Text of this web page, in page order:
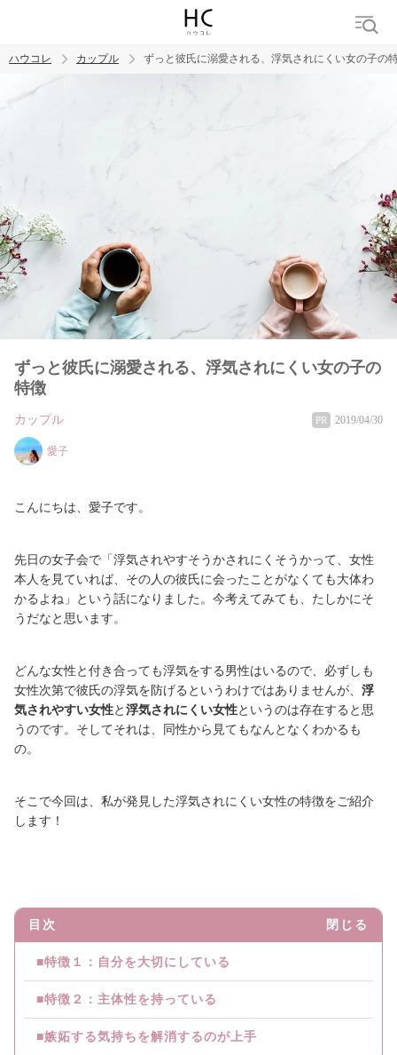
ハウコレ カップル ずっと彼氏に溺愛される、浮気されにくい女の子の
ずっと彼氏に溺愛される、浮気されにくい女の子の
特徴
カップル PR 2019/04/30
愛子
こんにちは、愛子です。
先日の女子会で「浮気されやすそうかされにくそうかって、女性
本人を見ていれば、その人の彼氏に会ったことがなくても大体わ
かるよね」という話になりました。今考えてみても、たしかにそ
うだなと思います。
どんな女性と付き合っても浮気をする男性はいるので、必ずしも
女性次第で彼氏の浮気を防げるというわけではありませんが、 浮
気されやすい女性と 浮気されにくい女性というのは存在すると思
うのです。そしてそれは、同性から見てもなんとなくわかるも
の。
そこで今回は、私が発見した浮気されにくい女性の特徴をご紹介
します！
目次 閉じる
■特徴１：自分を大切にしている
■特徴２：主体性を持っている
■嫉妬する気持ちを解消するのが上手